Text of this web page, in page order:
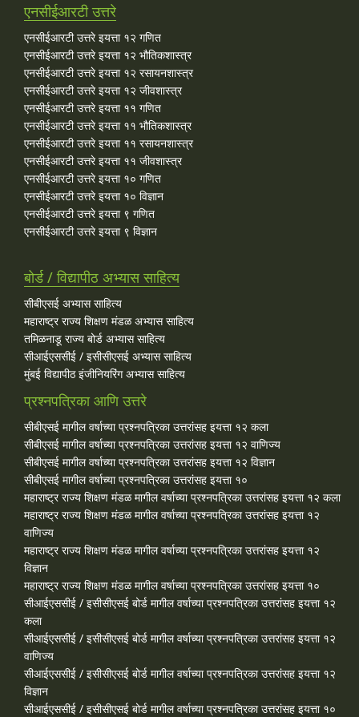
एनसीईआरटी उत्तरे
एनसीईआरटी उत्तरे इयत्ता १२ गणित
एनसीईआरटी उत्तरे इयत्ता १२ भौतिकशास्त्र
एनसीईआरटी उत्तरे इयत्ता १२ रसायनशास्त्र
एनसीईआरटी उत्तरे इयत्ता १२ जीवशास्त्र
एनसीईआरटी उत्तरे इयत्ता ११ गणित
एनसीईआरटी उत्तरे इयत्ता ११ भौतिकशास्त्र
एनसीईआरटी उत्तरे इयत्ता ११ रसायनशास्त्र
एनसीईआरटी उत्तरे इयत्ता ११ जीवशास्त्र
एनसीईआरटी उत्तरे इयत्ता १० गणित
एनसीईआरटी उत्तरे इयत्ता १० विज्ञान
एनसीईआरटी उत्तरे इयत्ता ९ गणित
एनसीईआरटी उत्तरे इयत्ता ९ विज्ञान
बोर्ड / विद्यापीठ अभ्यास साहित्य
सीबीएसई अभ्यास साहित्य
महाराष्ट्र राज्य शिक्षण मंडळ अभ्यास साहित्य
तमिळनाडू राज्य बोर्ड अभ्यास साहित्य
सीआईएससीई / इसीसीएसई अभ्यास साहित्य
मुंबई विद्यापीठ इंजीनियरिंग अभ्यास साहित्य
प्रश्नपत्रिका आणि उत्तरे
सीबीएसई मागील वर्षाच्या प्रश्‍नपत्रिका उत्तरांसह इयत्ता १२ कला
सीबीएसई मागील वर्षाच्या प्रश्‍नपत्रिका उत्तरांसह इयत्ता १२ वाणिज्य
सीबीएसई मागील वर्षाच्या प्रश्‍नपत्रिका उत्तरांसह इयत्ता १२ विज्ञान
सीबीएसई मागील वर्षाच्या प्रश्‍नपत्रिका उत्तरांसह इयत्ता १०
महाराष्ट्र राज्य शिक्षण मंडळ मागील वर्षाच्या प्रश्‍नपत्रिका उत्तरांसह इयत्ता १२ कला
महाराष्ट्र राज्य शिक्षण मंडळ मागील वर्षाच्या प्रश्‍नपत्रिका उत्तरांसह इयत्ता १२
वाणिज्य
महाराष्ट्र राज्य शिक्षण मंडळ मागील वर्षाच्या प्रश्‍नपत्रिका उत्तरांसह इयत्ता १२
विज्ञान
महाराष्ट्र राज्य शिक्षण मंडळ मागील वर्षाच्या प्रश्‍नपत्रिका उत्तरांसह इयत्ता १०
सीआईएससीई / इसीसीएसई बोर्ड मागील वर्षाच्या प्रश्‍नपत्रिका उत्तरांसह इयत्ता १२
कला
सीआईएससीई / इसीसीएसई बोर्ड मागील वर्षाच्या प्रश्‍नपत्रिका उत्तरांसह इयत्ता १२
वाणिज्य
सीआईएससीई / इसीसीएसई बोर्ड मागील वर्षाच्या प्रश्‍नपत्रिका उत्तरांसह इयत्ता १२
विज्ञान
सीआईएससीई / इसीसीएसई बोर्ड मागील वर्षाच्या प्रश्‍नपत्रिका उत्तरांसह इयत्ता १०